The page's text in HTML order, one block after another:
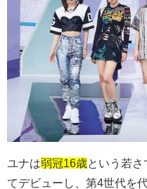
ユナは弱冠16歳という若さ
てデビューし、第4世代を